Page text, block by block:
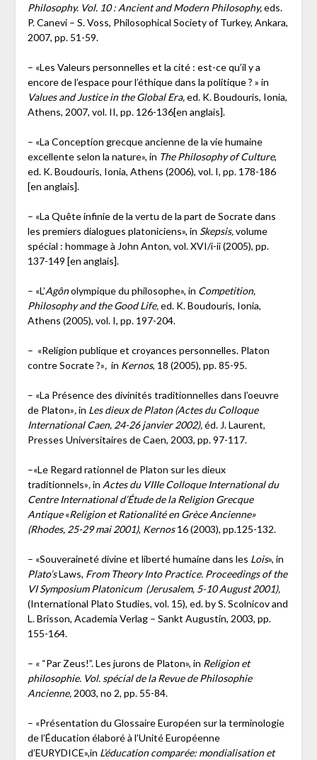
Philosophy. Vol. 10 : Ancient and Modern Philosophy,eds.
P. Canevi – S. Voss, Philosophical Society of Turkey, Ankara,
2007, pp. 51-59.
– «Les Valeurs personnelles et la cité : est-ce qu’il y a
encore de l’espace pour l’éthique dans la politique ? » in
Values and Justice in the Global Era,ed. K. Boudouris, Ionia,
Athens, 2007, vol. II, pp. 126-136[en anglais].
– «La Conception grecque ancienne de la vie humaine
excellente selon la nature», in The Philosophy of Culture,
ed. K. Boudouris, Ionia, Athens (2006), vol. I, pp. 178-186
[en anglais].
– «La Quête infinie de la vertu de la part de Socrate dans
les premiers dialogues platoniciens», in Skepsis,volume
spécial : hommage à John Anton, vol. XVI/i-ii (2005), pp.
137-149 [en anglais].
– «L’Agônolympique du philosophe», in Competition,
Philosophy and the Good Life,ed. K. Boudouris, Ionia,
Athens (2005), vol. I, pp. 197-204.
– «Religion publique et croyances personnelles. Platon
contre Socrate ?», in Kernos, 18 (2005), pp. 85-95.
– «La Présence des divinités traditionnelles dans l’oeuvre
de Platon»,in Les dieux de Platon (Actes du Colloque
International Caen, 24-26 janvier 2002),éd. J. Laurent,
Presses Universitaires de Caen, 2003, pp. 97-117.
–«Le Regard rationnel de Platon sur les dieux
traditionnels»,in Actes du VIIIe Colloque International du
Centre International d’Étude de la Religion Grecque
Antique«Religion et Rationalité en Grèce Ancienne»
(Rhodes, 25-29 mai 2001), Kernos16 (2003), pp.125-132.
– «Souveraineté divine et liberté humaine dans les Lois», in
Plato’sLaws, From Theory Into Practice. Proceedings of the
VI Symposium Platonicum (Jerusalem, 5-10 August 2001),
(International Plato Studies, vol. 15), ed. by S. Scolnicov and
L. Brisson, Academia Verlag – Sankt Augustin, 2003, pp.
155-164.
– « “Par Zeus!”. Les jurons de Platon», in Religion et
philosophie. Vol. spécial de la Revue de Philosophie
Ancienne, 2003, no 2, pp. 55-84.
– «Présentation du Glossaire Européen sur la terminologie
de l’Éducation élaboré à l’Unité Européenne
d’EURYDICE»,in L’éducation comparée: mondialisation et